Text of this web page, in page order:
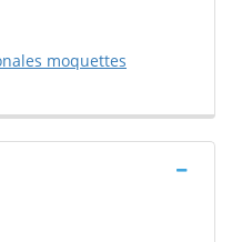
moquettes